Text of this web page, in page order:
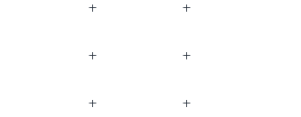
+ +
+ +
+ +